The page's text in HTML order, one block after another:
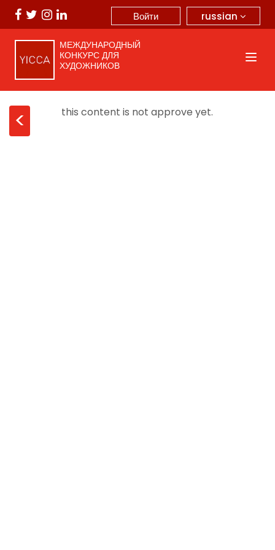
russian
Войти
МЕЖДУНАРОДНЫЙ
КОНКУРС ДЛЯ
ХУДОЖНИКОВ
< this content is not approve yet.